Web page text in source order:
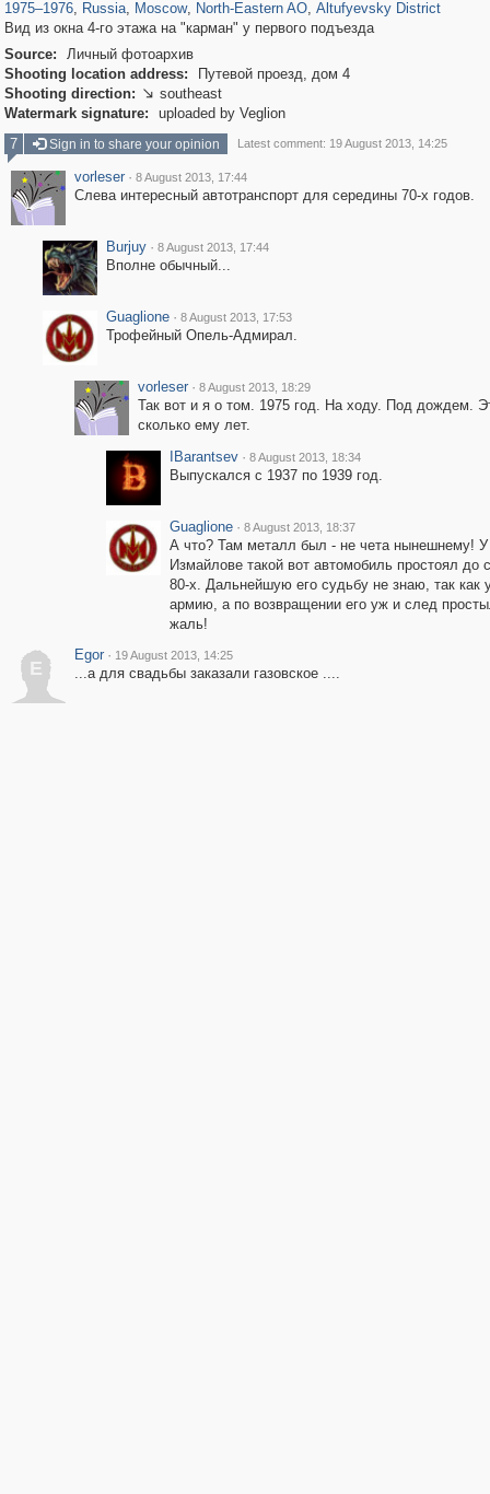
1975–1976, Russia, Moscow, North-Eastern AO, Altufyevsky District
Вид из окна 4-го этажа на "карман" у первого подъезда
Source:
Личный фотоархив
Shooting location address:
Путевой проезд, дом 4
Shooting direction:  southeast
Watermark signature:
uploaded by Veglion
7
Sign in to share your opinion Latest comment: 19 August 2013, 14:25
vorleser · 8 August 2013, 17:44
Слева интересный автотранспорт для середины 70-х годов.
Burjuy · 8 August 2013, 17:44
Вполне обычный...
Guaglione · 8 August 2013, 17:53
Трофейный Опель-Адмирал.
vorleser · 8 August 2013, 18:29
Так вот и я о том. 1975 год. На ходу. Под дождем.
сколько ему лет.
IBarantsev · 8 August 2013, 18:34
Выпускался с 1937 по 1939 год.
Guaglione · 8 August 2013, 18:37
А что? Там металл был - не чета нынешнему! У
Измайлове такой вот автомобиль простоял до
80-х. Дальнейшую его судьбу не знаю, так как
армию, а по возвращении его уж и след
жаль!
E
Egor · 19 August 2013, 14:25
...а для свадьбы заказали газовское ....